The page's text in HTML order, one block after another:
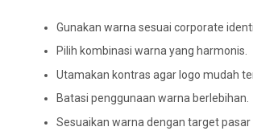
Gunakan warna sesuai corporate
Pilih kombinasi warna yang harmonis.
Utamakan kontras agar logo mudah
Batasi penggunaan warna berlebihan.
Sesuaikan warna dengan target pasar